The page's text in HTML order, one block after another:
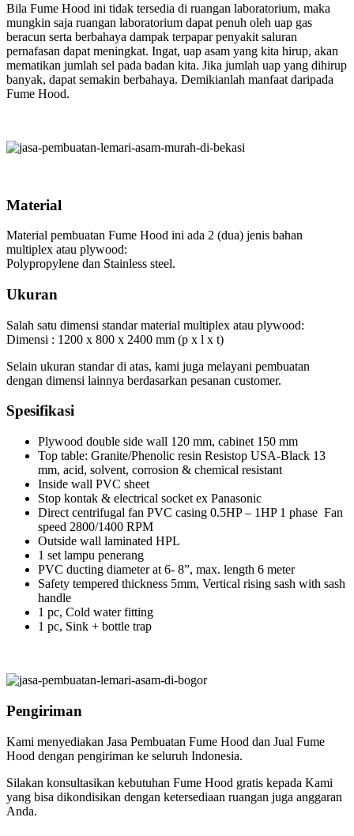
Bila Fume Hood ini tidak tersedia di ruangan laboratorium, maka
mungkin saja ruangan laboratorium dapat penuh oleh uap gas
beracun serta berbahaya dampak terpapar penyakit saluran
pernafasan dapat meningkat. Ingat, uap asam yang kita hirup, akan
mematikan jumlah sel pada badan kita. Jika jumlah uap yang dihirup
banyak, dapat semakin berbahaya. Demikianlah manfaat daripada
Fume Hood.
Material
Material pembuatan Fume Hood ini ada 2 (dua) jenis bahan
multiplex atau plywood:
Polypropylene dan Stainless steel.
Ukuran
Salah satu dimensi standar material multiplex atau plywood:
Dimensi : 1200 x 800 x 2400 mm (p x l x t)
Selain ukuran standar di atas, kami juga melayani pembuatan
dengan dimensi lainnya berdasarkan pesanan customer.
Spesifikasi
Plywood double side wall 120 mm, cabinet 150 mm
Top table: Granite/Phenolic resin Resistop USA-Black 13
mm, acid, solvent, corrosion & chemical resistant
Inside wall PVC sheet
Stop kontak & electrical socket ex Panasonic
Direct centrifugal fan PVC casing 0.5HP – 1HP 1 phase Fan
speed 2800/1400 RPM
Outside wall laminated HPL
1 set lampu penerang
PVC ducting diameter at 6- 8”, max. length 6 meter
Safety tempered thickness 5mm, Vertical rising sash with sash
handle
1 pc, Cold water fitting
1 pc, Sink + bottle trap
Pengiriman
Kami menyediakan Jasa Pembuatan Fume Hood dan Jual Fume
Hood dengan pengiriman ke seluruh Indonesia.
Silakan konsultasikan kebutuhan Fume Hood gratis kepada Kami
yang bisa dikondisikan dengan ketersediaan ruangan juga anggaran
Anda.